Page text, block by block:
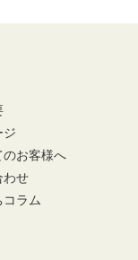
リーゲイツ
キャロウェ
ト シンプル
シングウェ
サイドロゴ
ジ
のお客様へ
わせ
コラム